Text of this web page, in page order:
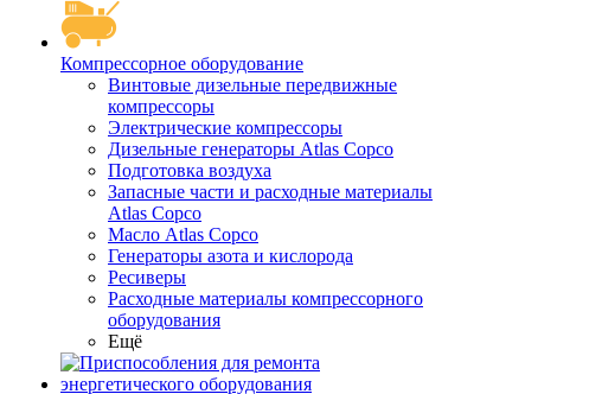
Компрессорное оборудование
Винтовые дизельные передвижные
компрессоры
Электрические компрессоры
Дизельные генераторы Atlas Copco
Подготовка воздуха
Запасные части и расходные материалы
Atlas Copco
Масло Atlas Copco
Генераторы азота и кислорода
Ресиверы
Расходные материалы компрессорного
оборудования
Ещё